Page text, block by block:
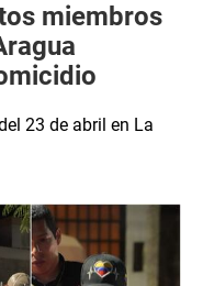
miembros
23 de abril en La